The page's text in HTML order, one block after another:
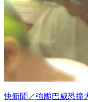
快新聞／強颱巴威恐撞